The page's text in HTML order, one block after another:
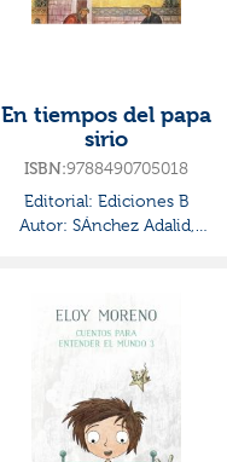
En tiempos del papa
sirio
ISBN:9788490705018
Editorial: Ediciones B
Autor: SÁnchez Adalid,